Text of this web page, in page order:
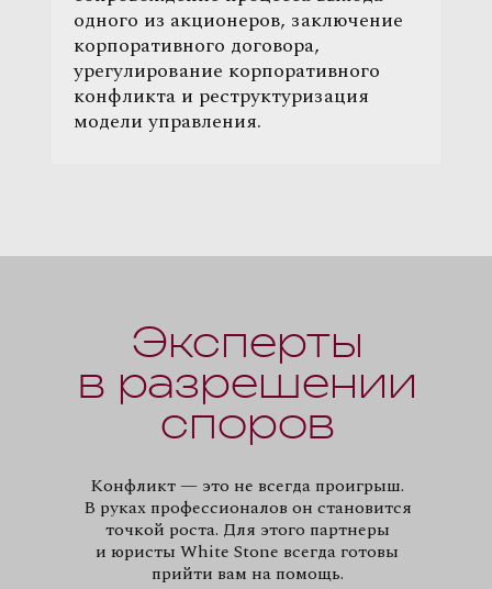
одного из акционеров, заключение
корпоративного договора,
урегулирование корпоративного
конфликта и реструктуризация
модели управления.
Конфликт — это не всегда проигрыш.
В руках профессионалов он становится
точкой роста. Для этого партнеры
и юристы White Stone всегда готовы
прийти вам на помощь.
Эксперты
в разрешении
споров